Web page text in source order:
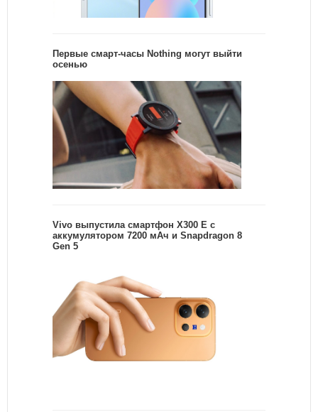
Первые смарт-часы Nothing могут выйти
осенью
Vivo выпустила смартфон X300 E с
аккумулятором 7200 мАч и Snapdragon 8
Gen 5